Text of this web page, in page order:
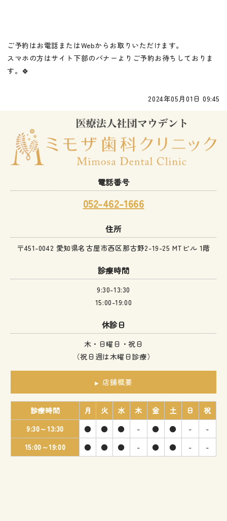
ご予約はお電話またはWebからお取りいただけます。
スマホの方はサイト下部のバナーよりご予約お待ちしておりま
す。🍀
2024年05月01日 09:45
電話番号
052-462-1666
住所
〒451-0042 愛知県名古屋市西区那古野2-19-25 MTビル 1階
診療時間
9:30-13:30
15:00-19:00
休診日
木・日曜日・祝日
（祝日週は木曜日診療）
店舗概要
診療時間 月 火 水 木 金 土 日
祝
9:30～13:30
● ● ● - ● ● -
-
15:00～19:00
● ● ● - ● ● - -